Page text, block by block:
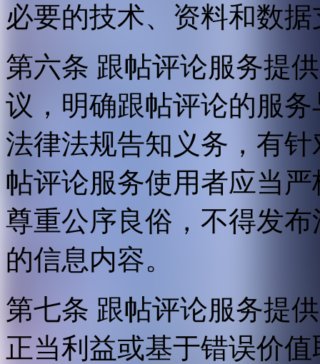
必要的技术、资料和数
第六条 跟帖评论服务提
议，明确跟帖评论的服
法律法规告知义务，有
帖评论服务使用者应当
尊重公序良俗，不得发
的信息内容。
第七条 跟帖评论服务提
正当利益或基于错误价